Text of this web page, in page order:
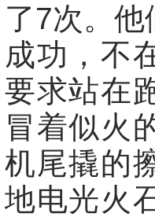
了7次。
成功，不
要求站在
冒着似火
机尾撬的
地电光火